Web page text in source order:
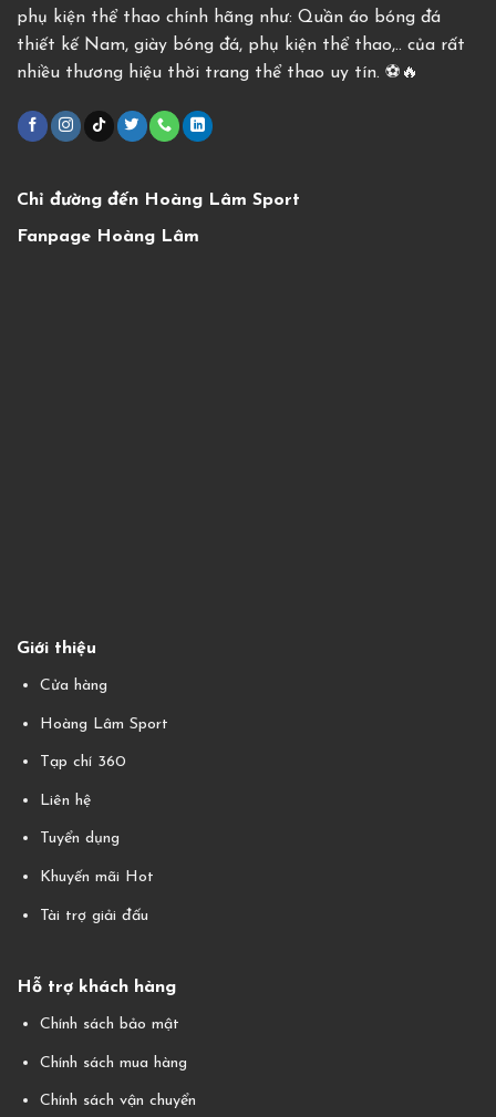
phụ kiện thể thao chính hãng như: Quần áo bóng đá
thiết kế Nam, giày bóng đá, phụ kiện thể thao,.. của rất
nhiều thương hiệu thời trang thể thao uy tín. ⚽️🔥
Giới thiệu
Cửa hàng
Hoàng Lâm Sport
Tạp chí 360
Liên hệ
Tuyển dụng
Khuyến mãi Hot
Tài trợ giải đấu
Hỗ trợ khách hàng
Chính sách bảo mật
Chính sách mua hàng
Chính sách vận chuyển
Chỉ đường đến Hoàng Lâm Sport
Fanpage Hoàng Lâm